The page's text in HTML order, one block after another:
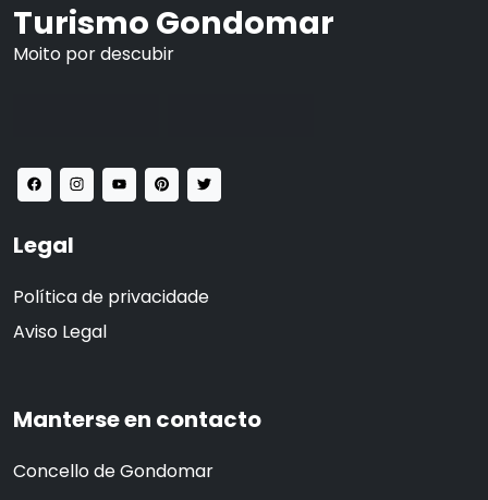
Turismo Gondomar
Moito por descubir
Legal
Política de privacidade
Aviso Legal
Manterse en contacto
Concello de Gondomar